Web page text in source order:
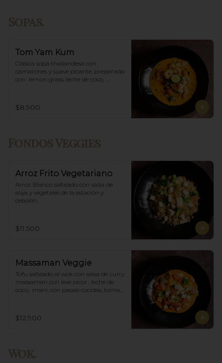
Tom Yam Kum
Clásica sopa thailandesa con
camarones y suave picante, preparada
con  lemon grass, leche de coco,
$8.900
Arroz Frito Vegetariano
Arroz Blanco salteado con salsa de
soya y vegetales de la estación y
cebollín.
$11.500
Massaman Veggie
Tofu salteado al wok con salsa de curry
massaman con leve picor , leche de
coco,  maní, con papas cocidas, tomate
$12.900